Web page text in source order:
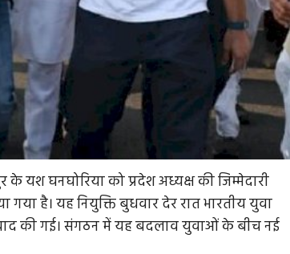
यश घनघोरिया को प्रदेश अध्यक्ष की जिम्मेदारी
गया है। यह नियुक्ति बुधवार देर रात भारतीय युवा
के बाद की गई। संगठन में यह बदलाव युवाओं के बीच नई